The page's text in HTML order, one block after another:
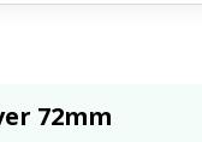
72mm